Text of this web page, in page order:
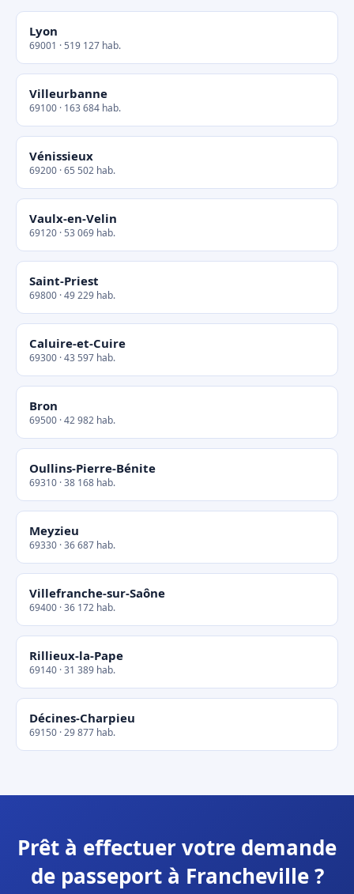
Lyon
69001 · 519 127 hab.
Villeurbanne
69100 · 163 684 hab.
Vénissieux
69200 · 65 502 hab.
Vaulx-en-Velin
69120 · 53 069 hab.
Saint-Priest
69800 · 49 229 hab.
Caluire-et-Cuire
69300 · 43 597 hab.
Bron
69500 · 42 982 hab.
Oullins-Pierre-Bénite
69310 · 38 168 hab.
Meyzieu
69330 · 36 687 hab.
Villefranche-sur-Saône
69400 · 36 172 hab.
Rillieux-la-Pape
69140 · 31 389 hab.
Décines-Charpieu
69150 · 29 877 hab.
Prêt à effectuer votre demande
de passeport à Francheville ?